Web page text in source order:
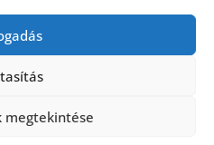
megtekintése